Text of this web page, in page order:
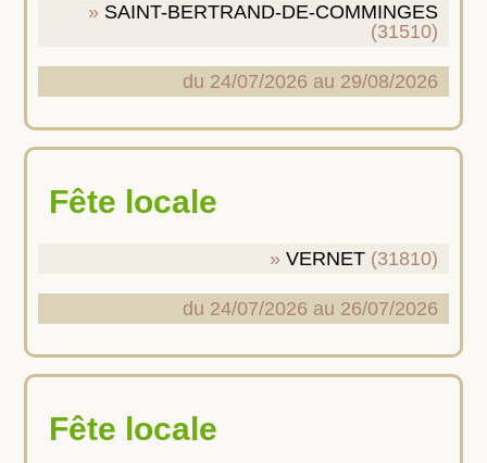
SAINT-BERTRAND-DE-COMMINGES
(31510)
du 24/07/2026 au 29/08/2026
Fête locale
VERNET (31810)
du 24/07/2026 au 26/07/2026
Fête locale